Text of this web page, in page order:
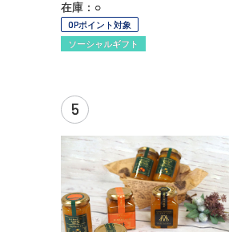
在庫：○
OPポイント対象
ソーシャルギフト
5